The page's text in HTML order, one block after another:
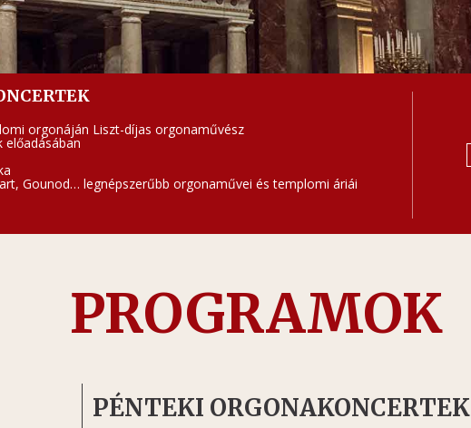
orgonáján Liszt-díjas orgonaművész
Gounod… legnépszerűbb orgonaművei és templomi áriái
PROGRAMOK
PÉNTEKI ORGONAKONCERTEK